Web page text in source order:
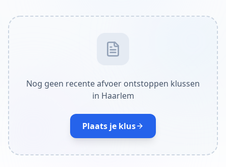
Nog geen recente afvoer ontstoppen klussen
in Haarlem
Plaats je klus